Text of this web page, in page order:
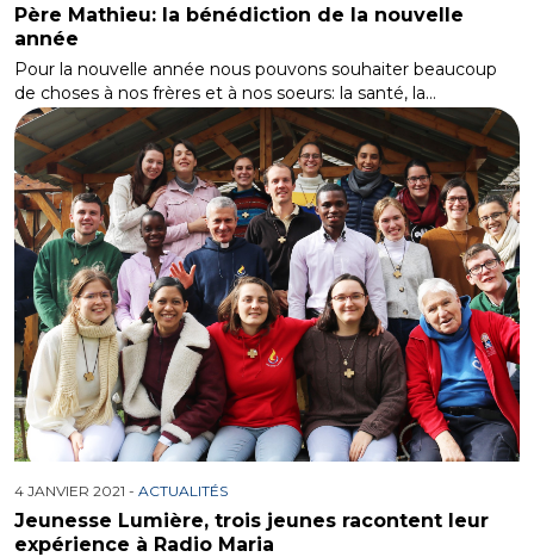
Père Mathieu: la bénédiction de la nouvelle
année
Pour la nouvelle année nous pouvons souhaiter beaucoup
de choses à nos frères et à nos soeurs: la santé, la…
4 JANVIER 2021 - ACTUALITÉS
Jeunesse Lumière, trois jeunes racontent leur
expérience à Radio Maria